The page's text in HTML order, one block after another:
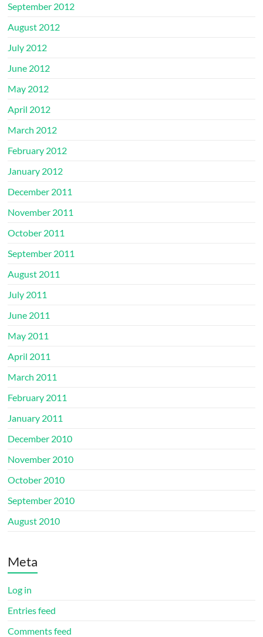
September 2012
August 2012
July 2012
June 2012
May 2012
April 2012
March 2012
February 2012
January 2012
December 2011
November 2011
October 2011
September 2011
August 2011
July 2011
June 2011
May 2011
April 2011
March 2011
February 2011
January 2011
December 2010
November 2010
October 2010
September 2010
August 2010
Meta
Log in
Entries feed
Comments feed